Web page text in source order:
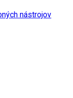
nástrojov